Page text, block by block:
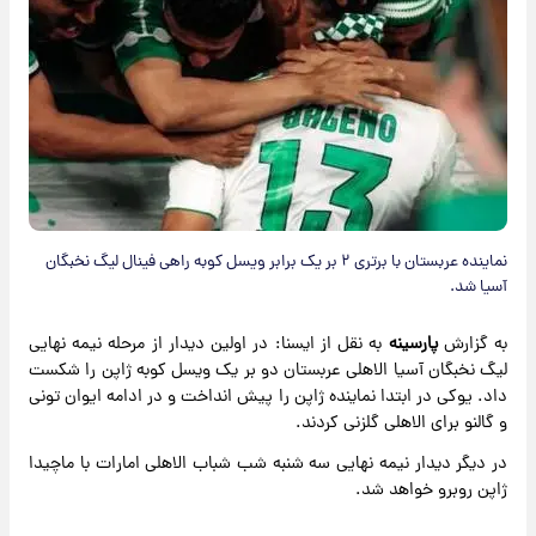
نماینده عربستان با برتری ۲ بر یک برابر ویسل کوبه راهی فینال لیگ نخبگان
آسیا شد.
به گزارشپارسینه به نقل از ایسنا: در اولین دیدار از مرحله نیمه نهایی
لیگ نخبگان آسیا الاهلی عربستان دو بر یک ویسل کوبه ژاپن را شکست
داد. یوکی در ابتدا نماینده ژاپن را پیش انداخت و در ادامه ایوان تونی
و گالنو برای الاهلی گلزنی کردند.
در دیگر دیدار نیمه نهایی سه شنبه شب شباب الاهلی امارات با ماچیدا
ژاپن روبرو خواهد شد.